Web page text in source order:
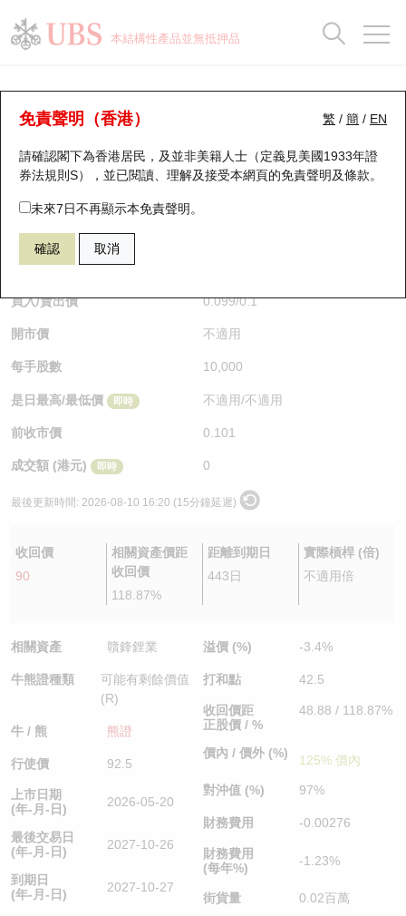
本結構性產品並無抵押品
繁 / 簡 / EN
免責聲明（香港）
請確認閣下為香港居民，及並非美籍人士（定義見美國1933年證
券法規則S），並已閱讀、理解及接受本網頁的免責聲明及條款。
未來7日不再顯示本免責聲明。
確認 取消
牛熊證分析儀
表現 街貨統計 比較
59492 瑞銀熊證 1772 贛鋒鋰業
$0.1 0.001 (-0.99%)
買入/賣出價 0.099/0.1
開市價 不適用
每手股數 10,000
是日最高/最低價 即時 不適用/不適用
前收市價 0.101
成交額 (港元) 即時 0
最後更新時間: 2026-08-10 16:20 (15分鐘延遲)
收回價
90
相關資產價距
收回價
118.87%
距離到期日
443日
實際槓桿 (倍)
不適用倍
相關資產 贛鋒鋰業
牛熊證種類
可能有剩餘價值
(R)
牛 / 熊 熊證
行使價 92.5
上市日期
(年-月-日)
2026-05-20
最後交易日
(年-月-日)
2027-10-26
到期日
(年-月-日)
2027-10-27
溢價 (%) -3.4%
打和點 42.5
收回價距
正股價 / %
48.88 / 118.87%
價內 / 價外 (%) 125% 價內
對沖值 (%) 97%
財務費用 -0.00276
財務費用
(每年%)
-1.23%
街貨量 0.02百萬
瑞銀認股證一覽
新發行瑞銀認股證
即將到期認股證
認股證到期結算價查詢
認股證分析儀
認股證速算機
認股證/牛熊證日誌
認股證文件及公告
街貨統計
比較
牛熊全景快搜
牛熊證搜尋
牛熊證街貨分佈圖
正股牛熊證列表
新發行瑞銀牛熊證
已收回牛熊證剩餘價值
牛熊證到期結算價查詢
牛熊證分析儀
牛熊證文件及公告
街貨統計
比較
十大升幅/跌幅
十大認股證成交分佈
十天股證佔大市成交
資金流
街貨統計
三十大平均引伸波幅
正股分析儀
二十大活躍股份
恒指成份股
國指成份股
科指成份股
相關資產沽空
中資ETFs溢價比較
AH 股價對照
持股比重
顯示所有持股比重
每月輪證大市專題
輪證專欄
講座及教育短片
認股證投資者教育
牛熊證投資者教育
認股證牛熊證常問問題